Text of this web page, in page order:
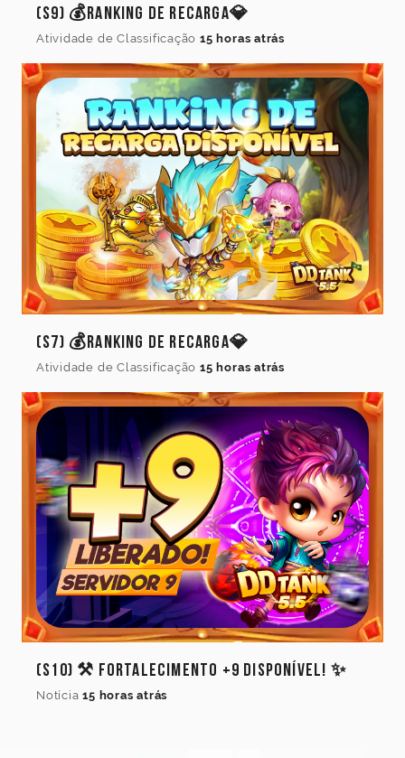
(S9) 💰Ranking de Recarga💎
Atividade de Classificação 15 horas atrás
(S7) 💰Ranking de Recarga💎
Atividade de Classificação 15 horas atrás
(S10) ⚒️ Fortalecimento +9 Disponível! ✨
Notícia 15 horas atrás